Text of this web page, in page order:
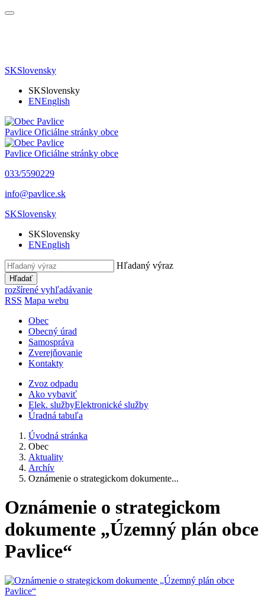
SKSlovensky
SKSlovensky
ENEnglish
Pavlice Oficiálne stránky obce
Pavlice Oficiálne stránky obce
033/5590229
info@pavlice.sk
SKSlovensky
SKSlovensky
ENEnglish
Hľadaný výraz
Hľadať
rozšírené vyhľadávanie
RSS Mapa webu
Obec
Obecný úrad
Samospráva
Zverejňovanie
Kontakty
Zvoz odpadu
Ako vybaviť
Elek. službyElektronické služby
Úradná tabuľa
Úvodná stránka
Obec
Aktuality
Archív
Oznámenie o strategickom dokumente...
Oznámenie o strategickom
dokumente „Územný plán obce
Pavlice“